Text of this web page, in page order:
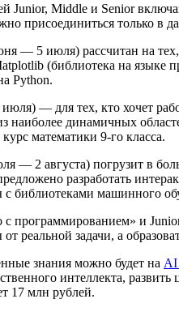
Junior, Middle и Senior
присоединиться только в
― 5 июля) рассчитан на тех,
(библиотека на
Python.
― для тех, кто хочет
наиболее динамичных
курс математики 9-го класса.
― 2 августа) погрузит в
разработать
с библиотеками машинного
с программированием» и
реальной задачи, а
знания можно будет на AI
интеллекта,
17 млн рублей.